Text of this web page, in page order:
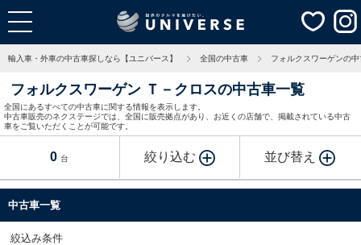
輸入車・外車の中古車探しなら【ユニバース】 全国の中古車 フォルクスワーゲンの中
フォルクスワーゲン Ｔ－クロスの中古車一覧
全国にあるすべての中古車に関する情報を表示します。
中古車販売のネクステージでは、全国に販売拠点があり、お近くの店舗で、掲載されている中古
車をご覧いただくことが可能です。
0 台 絞り込む 並び替え
中古車一覧
絞込み条件